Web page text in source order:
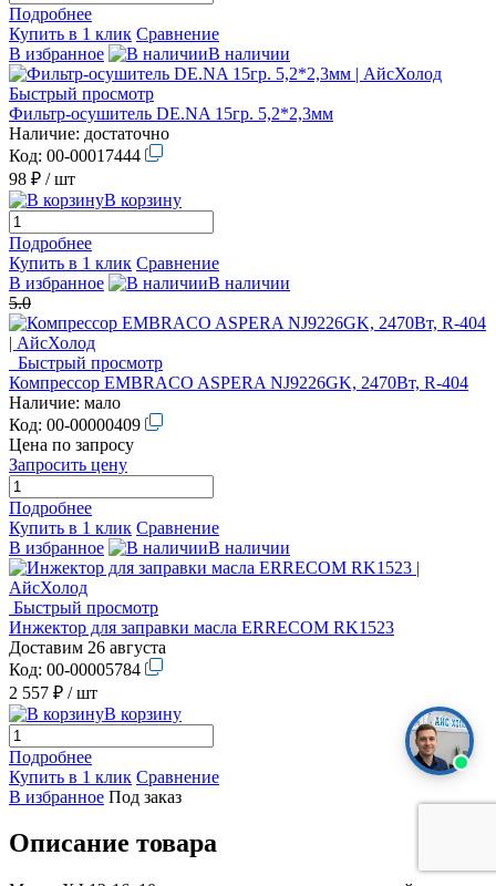
Подробнее
Купить в 1 клик Сравнение
В избранное
В наличии
Быстрый просмотр
Фильтр-осушитель DE.NA 15гр. 5,2*2,3мм
Наличие: достаточно
Код: 00-00017444
98 ₽ / шт
В корзину
Подробнее
Купить в 1 клик Сравнение
В избранное
В наличии
5.0
Быстрый просмотр
Компрессор EMBRACO ASPERA NJ9226GK, 2470Вт, R-404
Наличие: мало
Код: 00-00000409
Цена по запросу
Запросить цену
Подробнее
Купить в 1 клик Сравнение
В избранное
В наличии
Быстрый просмотр
Инжектор для заправки масла ERRECOM RK1523
Доставим 26 августа
Код: 00-00005784
2 557 ₽ / шт
В корзину
Подробнее
Купить в 1 клик Сравнение
В избранное Под заказ
Описание товара